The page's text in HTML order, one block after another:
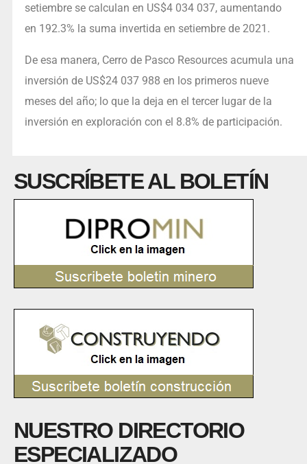
setiembre se calculan en US$4 034 037, aumentando
en 192.3% la suma invertida en setiembre de 2021.
De esa manera, Cerro de Pasco Resources acumula una
inversión de US$24 037 988 en los primeros nueve
meses del año; lo que la deja en el tercer lugar de la
inversión en exploración con el 8.8% de participación.
SUSCRÍBETE AL BOLETÍN
NUESTRO DIRECTORIO
ESPECIALIZADO